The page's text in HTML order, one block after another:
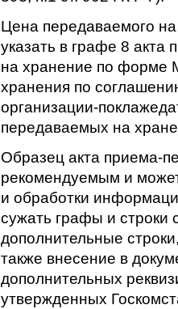
Цена передаваемого
указать в графе 8
на хранение по форме
хранения по
организации-
передаваемых на
Образец акта приема-
рекомендуемым и
и обработки
сужать графы и строки
дополнительные
также внесение в
дополнительных
утвержденных